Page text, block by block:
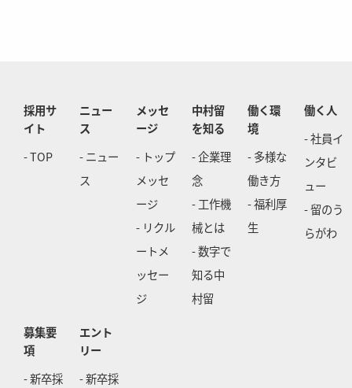
採用サ
イト
- TOP
ニュー
ス
- ニュー
ス
メッセ
ージ
- トップ
メッセ
ージ
- リクル
ートメ
ッセー
ジ
中村留
を知る
- 企業理
念
- 工作機
械とは
- 数字で
知る中
村留
働く環
境
- 多様な
働き方
- 福利厚
生
働く人
- 社員イ
ンタビ
ュー
- 留のう
らがわ
募集要
項
- 新卒採
エント
リー
- 新卒採